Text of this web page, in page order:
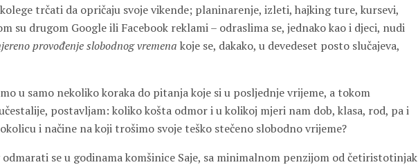
trčati da opričaju svoje vikende; planinarenje, izleti, hajking ture, kursevi,
su drugom Google ili Facebook reklami – odraslima se, jednako kao i djeci, nudi
provođenje slobodnog vremena koje se, dakako, u devedeset posto slučajeva,
u samo nekoliko koraka do pitanja koje si u posljednje vrijeme, a tokom
postavljam: koliko košta odmor i u kolikoj mjeri nam dob, klasa, rod, pa i
i načine na koji trošimo svoje teško stečeno slobodno vrijeme?
se u godinama komšinice Saje, sa minimalnom penzijom od četiristotinjak